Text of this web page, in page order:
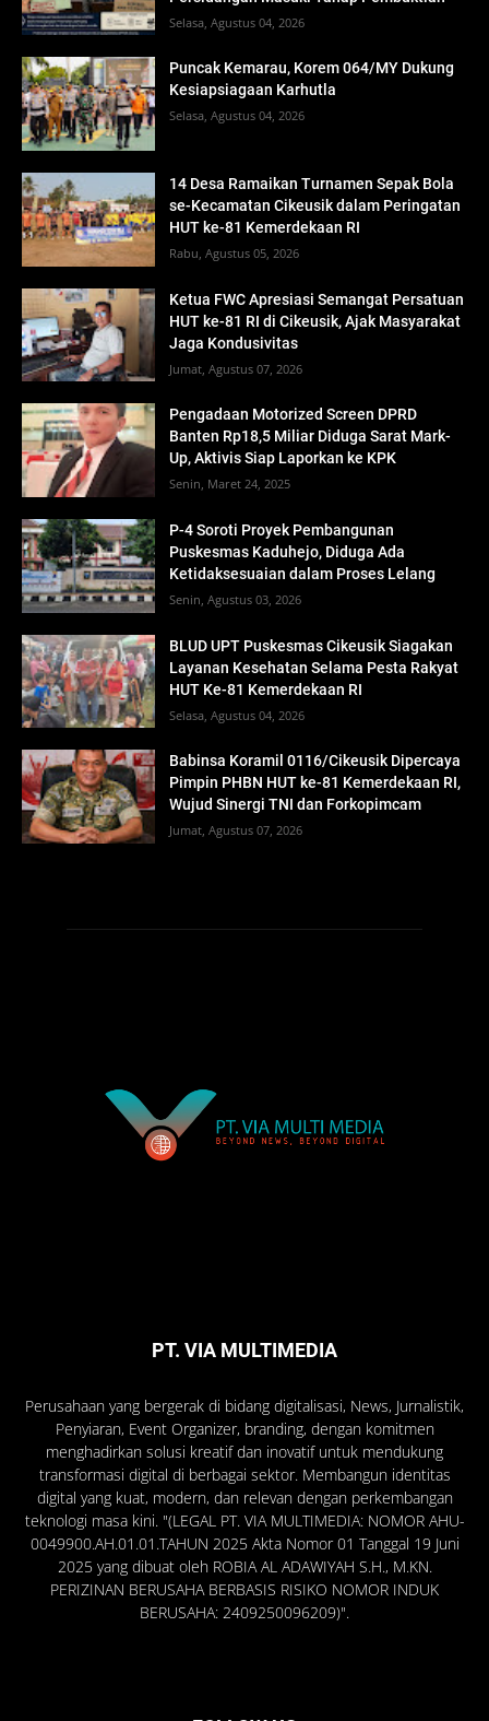
Selasa, Agustus 04, 2026
Puncak Kemarau, Korem 064/MY Dukung
Kesiapsiagaan Karhutla
Selasa, Agustus 04, 2026
14 Desa Ramaikan Turnamen Sepak Bola
se-Kecamatan Cikeusik dalam Peringatan
HUT ke-81 Kemerdekaan RI
Rabu, Agustus 05, 2026
Ketua FWC Apresiasi Semangat Persatuan
HUT ke-81 RI di Cikeusik, Ajak Masyarakat
Jaga Kondusivitas
Jumat, Agustus 07, 2026
Pengadaan Motorized Screen DPRD
Banten Rp18,5 Miliar Diduga Sarat Mark-
Up, Aktivis Siap Laporkan ke KPK
Senin, Maret 24, 2025
P-4 Soroti Proyek Pembangunan
Puskesmas Kaduhejo, Diduga Ada
Ketidaksesuaian dalam Proses Lelang
Senin, Agustus 03, 2026
BLUD UPT Puskesmas Cikeusik Siagakan
Layanan Kesehatan Selama Pesta Rakyat
HUT Ke-81 Kemerdekaan RI
Selasa, Agustus 04, 2026
Babinsa Koramil 0116/Cikeusik Dipercaya
Pimpin PHBN HUT ke-81 Kemerdekaan RI,
Wujud Sinergi TNI dan Forkopimcam
Jumat, Agustus 07, 2026
PT. VIA MULTIMEDIA
Perusahaan yang bergerak di bidang digitalisasi, News, Jurnalistik,
Penyiaran, Event Organizer, branding, dengan komitmen
menghadirkan solusi kreatif dan inovatif untuk mendukung
transformasi digital di berbagai sektor. Membangun identitas
digital yang kuat, modern, dan relevan dengan perkembangan
teknologi masa kini. "(LEGAL PT. VIA MULTIMEDIA: NOMOR AHU-
0049900.AH.01.01.TAHUN 2025 Akta Nomor 01 Tanggal 19 Juni
2025 yang dibuat oleh ROBIA AL ADAWIYAH S.H., M.KN.
PERIZINAN BERUSAHA BERBASIS RISIKO NOMOR INDUK
BERUSAHA: 2409250096209)".